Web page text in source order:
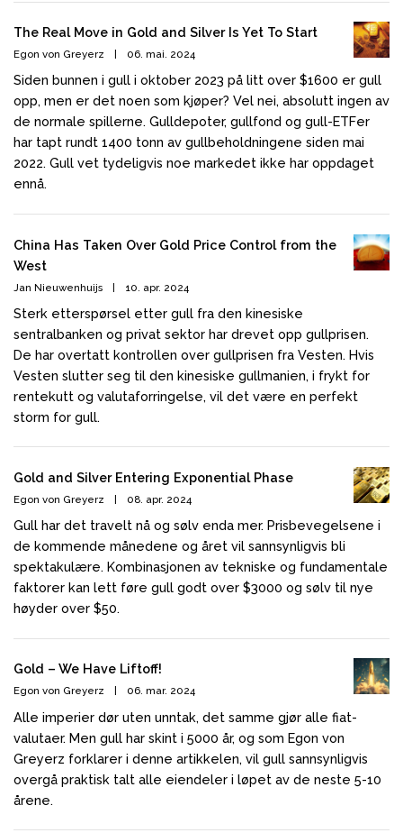
The Real Move in Gold and Silver Is Yet To Start
Egon von Greyerz 06. mai. 2024
Siden bunnen i gull i oktober 2023 på litt over $1600 er gull
opp, men er det noen som kjøper? Vel nei, absolutt ingen av
de normale spillerne. Gulldepoter, gullfond og gull-ETFer
har tapt rundt 1400 tonn av gullbeholdningene siden mai
2022. Gull vet tydeligvis noe markedet ikke har oppdaget
ennå.
China Has Taken Over Gold Price Control from the
West
Jan Nieuwenhuijs | 10. apr. 2024
Sterk etterspørsel etter gull fra den kinesiske
sentralbanken og privat sektor har drevet opp gullprisen.
De har overtatt kontrollen over gullprisen fra Vesten. Hvis
Vesten slutter seg til den kinesiske gullmanien, i frykt for
rentekutt og valutaforringelse, vil det være en perfekt
storm for gull.
Gold and Silver Entering Exponential Phase
Egon von Greyerz 08. apr. 2024
Gull har det travelt nå og sølv enda mer. Prisbevegelsene i
de kommende månedene og året vil sannsynligvis bli
spektakulære. Kombinasjonen av tekniske og fundamentale
faktorer kan lett føre gull godt over $3000 og sølv til nye
høyder over $50.
Gold – We Have Liftoff!
Egon von Greyerz 06. mar. 2024
Alle imperier dør uten unntak, det samme gjør alle fiat-
valutaer. Men gull har skint i 5000 år, og som Egon von
Greyerz forklarer i denne artikkelen, vil gull sannsynligvis
overgå praktisk talt alle eiendeler i løpet av de neste 5-10
årene.